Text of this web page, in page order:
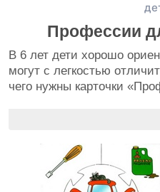
Профессии
В 6 лет дети хорошо
могут с легкостью
чего нужны карточки